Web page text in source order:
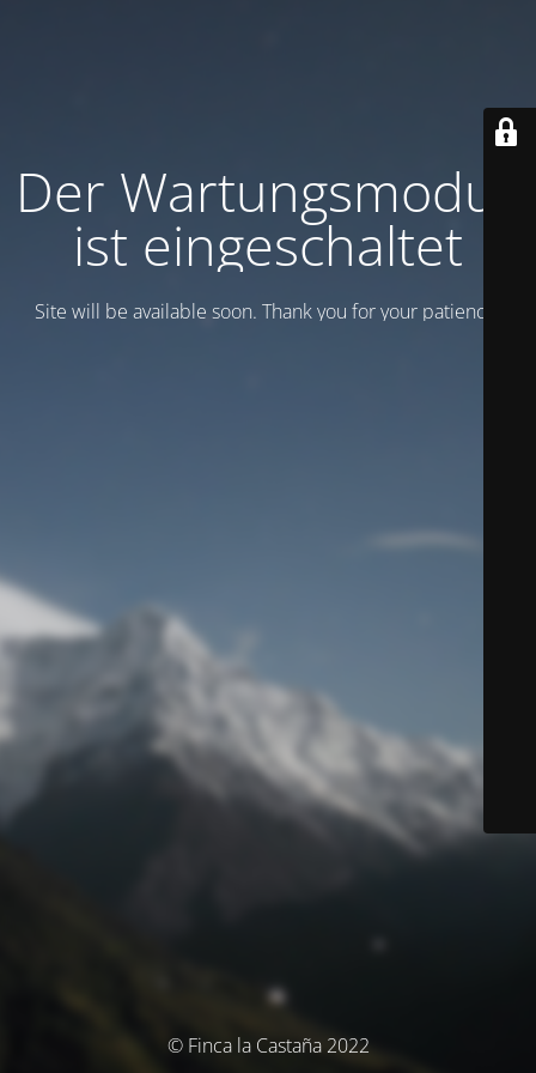
Der Wartungsmodus
ist eingeschaltet
Site will be available soon. Thank you for your patience!
© Finca la Castaña 2022